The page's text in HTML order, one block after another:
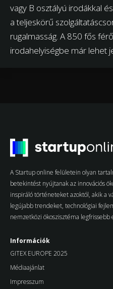
vagy B osztályú irodákkal
a teljeskörű
rugalmasság. A 850 fős
irodahelyiségbe már lehet
A Startup online felületein olyan
betekintést nyújtanak az innovációs
inspiráló történeteket azoktól, akik a
legújabb trendeket, technológiai
nemzetközi ökoszisztéma
Információk
GITEX EUROPE 2025
Médiaajánlat
Impresszum